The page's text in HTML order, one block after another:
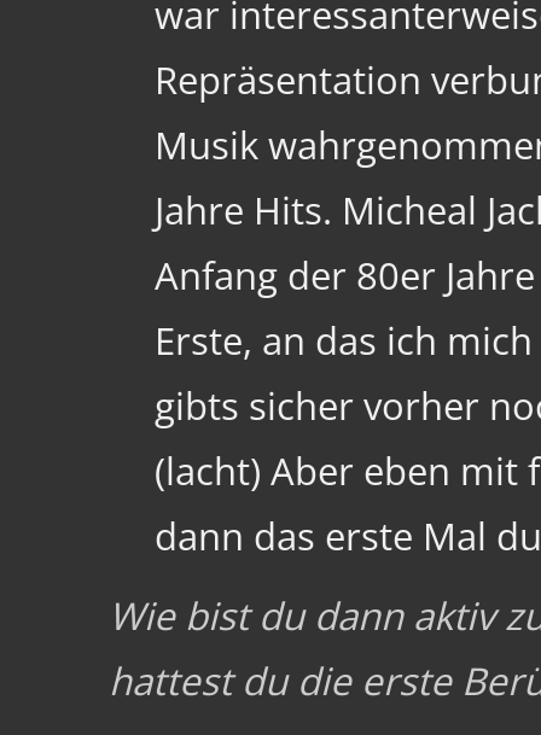
war
Repräsentation
Musik
Jahre Hits. Micheal
Anfang der 80er
Erste, an das ich
gibts sicher vorher
(lacht) Aber eben mit
dann das erste Mal
Wie bist du dann aktiv
hattest du die erste